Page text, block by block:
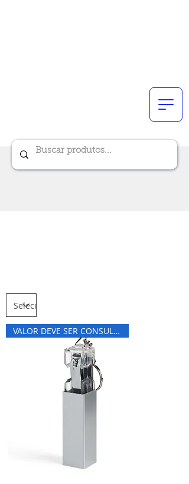
VALOR DEVE SER CONSULTADO